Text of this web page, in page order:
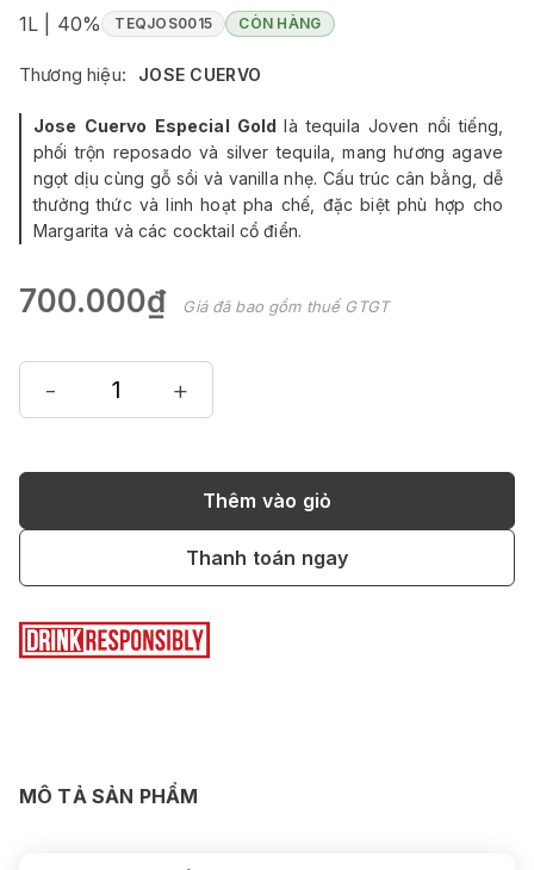
1L | 40% TEQJOS0015 CÒN HÀNG
Thương hiệu: JOSE CUERVO
Jose Cuervo Especial Gold
là tequila Joven nổi tiếng,
phối trộn reposado và silver tequila, mang hương agave
ngọt dịu cùng gỗ sồi và vanilla nhẹ. Cấu trúc cân bằng, dễ
thưởng thức và linh hoạt pha chế, đặc biệt phù hợp cho
Margarita và các cocktail cổ điển.
700.000₫ Giá đã bao gồm thuế GTGT
- +
Thêm vào giỏ
Thanh toán ngay
MÔ TẢ SẢN PHẨM